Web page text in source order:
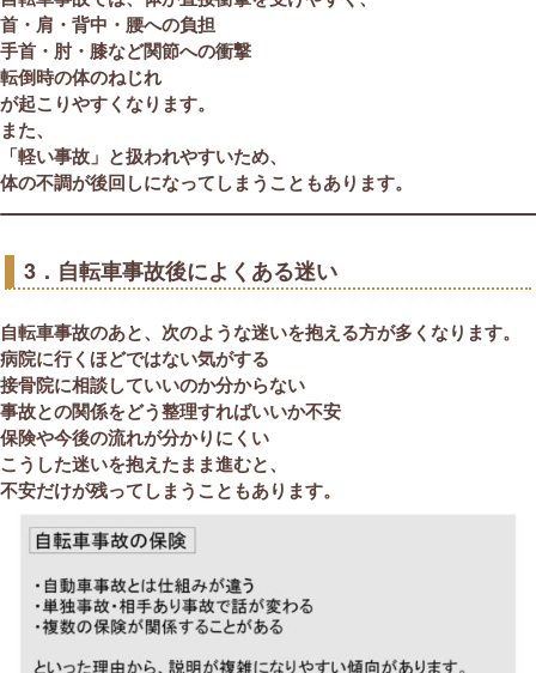
首・肩・背中・腰への負担
手首・肘・膝など関節への衝撃
転倒時の体のねじれ
が起こりやすくなります。
また、
「軽い事故」と扱われやすいため、
体の不調が後回しになってしまうこともあります。
3．自転車事故後によくある迷い
自転車事故のあと、次のような迷いを抱える方が多くなります。
病院に行くほどではない気がする
接骨院に相談していいのか分からない
事故との関係をどう整理すればいいか不安
保険や今後の流れが分かりにくい
こうした迷いを抱えたまま進むと、
不安だけが残ってしまうこともあります。